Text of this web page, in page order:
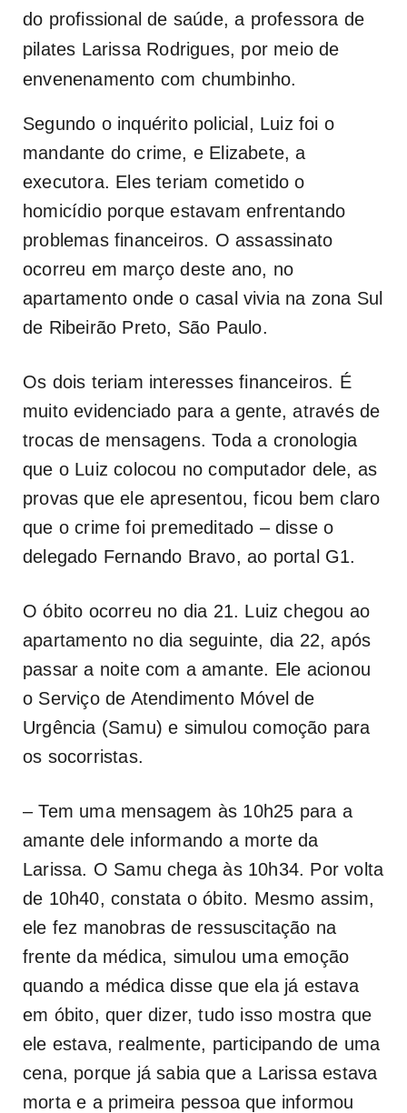
do profissional de saúde, a professora de
pilates Larissa Rodrigues, por meio de
envenenamento com chumbinho.
Segundo o inquérito policial, Luiz foi o
mandante do crime, e Elizabete, a
executora. Eles teriam cometido o
homicídio porque estavam enfrentando
problemas financeiros. O assassinato
ocorreu em março deste ano, no
apartamento onde o casal vivia na zona Sul
de Ribeirão Preto, São Paulo.
Os dois teriam interesses financeiros. É
muito evidenciado para a gente, através de
trocas de mensagens. Toda a cronologia
que o Luiz colocou no computador dele, as
provas que ele apresentou, ficou bem claro
que o crime foi premeditado – disse o
delegado Fernando Bravo, ao portal G1.
O óbito ocorreu no dia 21. Luiz chegou ao
apartamento no dia seguinte, dia 22, após
passar a noite com a amante. Ele acionou
o Serviço de Atendimento Móvel de
Urgência (Samu) e simulou comoção para
os socorristas.
– Tem uma mensagem às 10h25 para a
amante dele informando a morte da
Larissa. O Samu chega às 10h34. Por volta
de 10h40, constata o óbito. Mesmo assim,
ele fez manobras de ressuscitação na
frente da médica, simulou uma emoção
quando a médica disse que ela já estava
em óbito, quer dizer, tudo isso mostra que
ele estava, realmente, participando de uma
cena, porque já sabia que a Larissa estava
morta e a primeira pessoa que informou